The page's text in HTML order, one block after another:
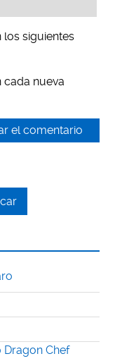
siguientes
nueva
Dragon Chef